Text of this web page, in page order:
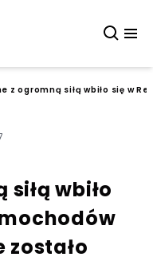
z ogromną siłą wbiło się w
wbiło